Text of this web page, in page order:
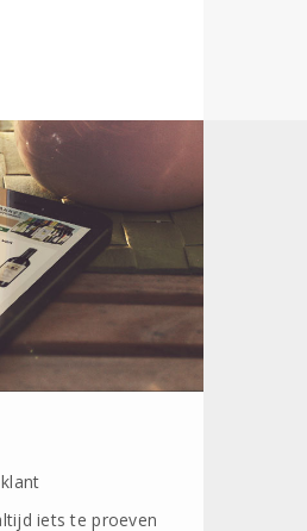
iets te proeven